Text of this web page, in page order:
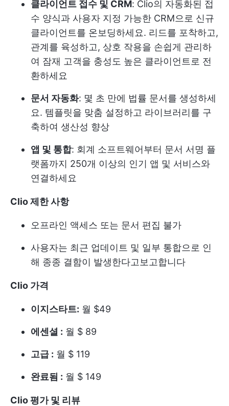
클라이언트 접수 및 CRM: Clio의 자동화된 접
수 양식과 사용자 지정 가능한 CRM으로 신규
클라이언트를 온보딩하세요. 리드를 포착하고,
관계를 육성하고, 상호 작용을 손쉽게 관리하
여 잠재 고객을 충성도 높은 클라이언트로 전
환하세요
문서 자동화: 몇 초 만에 법률 문서를 생성하세
요. 템플릿을 맞춤 설정하고 라이브러리를 구
축하여 생산성 향상
앱 및 통합: 회계 소프트웨어부터 문서 서명 플
랫폼까지 250개 이상의 인기 앱 및 서비스와
연결하세요
Clio 제한 사항
오프라인 액세스 또는 문서 편집 불가
사용자는 최근 업데이트 및 일부 통합으로 인
해 종종 결함이 발생한다고보고합니다
Clio 가격
이지스타트: 월 $49
에센셜 : 월 $ 89
고급 : 월 $ 119
완료됨 : 월 $ 149
Clio 평가 및 리뷰